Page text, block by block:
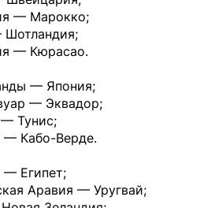
— Марокко;
Шотландия;
— Кюрасао.
— Япония;
— Эквадор;
Тунис;
— Кабо-Верде.
— Египет;
Аравия — Уругвай;